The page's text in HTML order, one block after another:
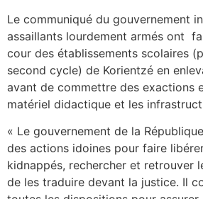
Le communiqué du gouvernement
assaillants lourdement armés ont
cour des établissements scolaires
second cycle) de Korientzé en
avant de commettre des exactions
matériel didactique et les
« Le gouvernement de la
des actions idoines pour faire
kidnappés, rechercher et retrouver
de les traduire devant la justice. Il